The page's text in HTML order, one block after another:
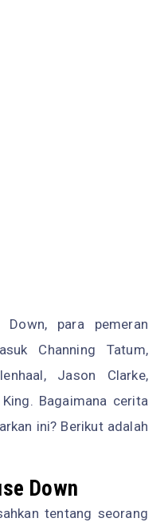
para pemeran
Channing Tatum,
Jason Clarke,
Bagaimana cerita
ini? Berikut adalah
Down
tentang seorang